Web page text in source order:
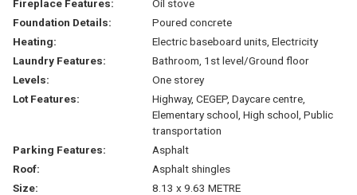
Fireplace Features:
Oil stove
Foundation Details:
Poured concrete
Heating:
Electric baseboard units, Electricity
Laundry Features:
Bathroom, 1st level/Ground floor
Levels:
One storey
Lot Features:
Highway, CEGEP, Daycare centre,
Elementary school, High school, Public
transportation
Parking Features:
Asphalt
Roof:
Asphalt shingles
Size:
8.13 x 9.63 METRE